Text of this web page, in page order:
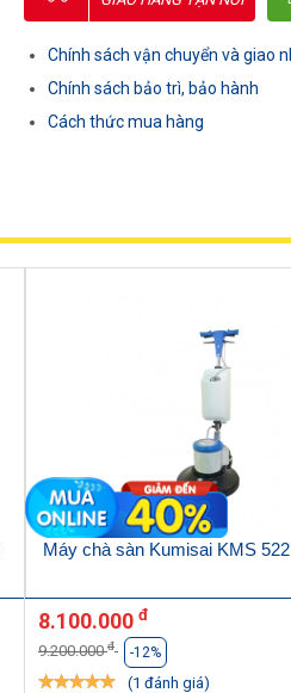
Chính sách vận chuyển và giao
Chính sách bảo trì, bảo hành
Cách thức mua hàng
Máy chà sàn Kumisai KMS 522
8.100.000 đ
9.200.000đ -12%
(1 đánh giá)